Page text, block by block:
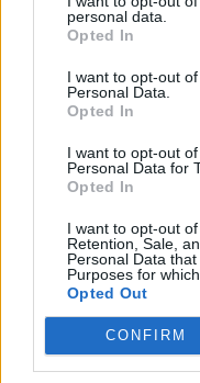
personal data.
Opted In
I want to opt-out
Personal Data.
Opted In
I want to opt-out
Personal Data for
Opted In
I want to opt-out
Retention, Sale,
Personal Data
Purposes for
Opted Out
CONFIRM
továbbiakban is
a korábban
főkonzuljaként
A
szóba
amit az